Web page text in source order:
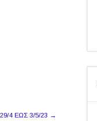
4 ΕΩΣ 3/5/23 →